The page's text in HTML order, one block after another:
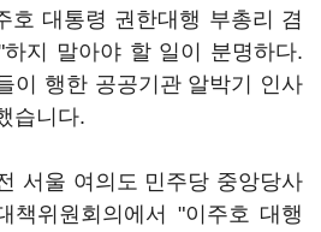
호 대통령 권한대행 부총리 겸
지 말아야 할 일이 분명하다.
이 행한 공공기관 알박기 인사
습니다.
서울 여의도 민주당 중앙당사
책위원회의에서 "이주호 대행